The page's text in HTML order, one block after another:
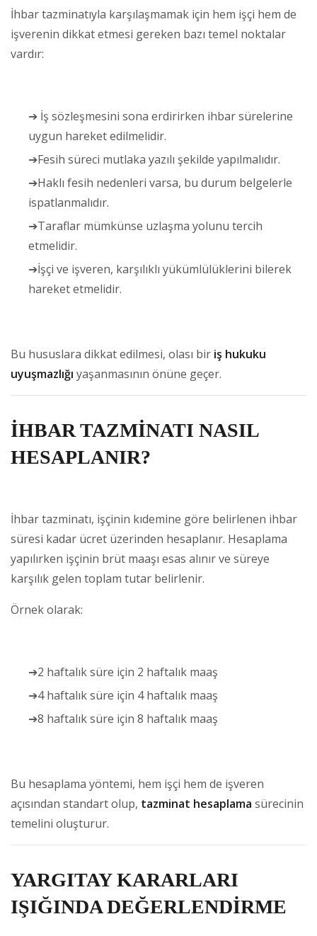
İhbar tazminatıyla karşılaşmamak için hem işçi hem de
işverenin dikkat etmesi gereken bazı temel noktalar
vardır:
➔ İş sözleşmesini sona erdirirken ihbar sürelerine
uygun hareket edilmelidir.
➔Fesih süreci mutlaka yazılı şekilde yapılmalıdır.
➔Haklı fesih nedenleri varsa, bu durum belgelerle
ispatlanmalıdır.
➔Taraflar mümkünse uzlaşma yolunu tercih
etmelidir.
➔İşçi ve işveren, karşılıklı yükümlülüklerini bilerek
hareket etmelidir.
Bu hususlara dikkat edilmesi, olası bir iş hukuku
uyuşmazlığı yaşanmasının önüne geçer.
İHBAR TAZMİNATI NASIL
HESAPLANIR?
İhbar tazminatı, işçinin kıdemine göre belirlenen ihbar
süresi kadar ücret üzerinden hesaplanır. Hesaplama
yapılırken işçinin brüt maaşı esas alınır ve süreye
karşılık gelen toplam tutar belirlenir.
Örnek olarak:
➔2 haftalık süre için 2 haftalık maaş
➔4 haftalık süre için 4 haftalık maaş
➔8 haftalık süre için 8 haftalık maaş
Bu hesaplama yöntemi, hem işçi hem de işveren
açısından standart olup, tazminat hesaplama sürecinin
temelini oluşturur.
YARGITAY KARARLARI
IŞIĞINDA DEĞERLENDİRME